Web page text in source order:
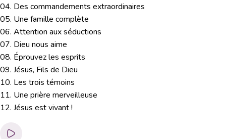
04. Des commandements extraordinaires
05. Une famille complète
06. Attention aux séductions
07. Dieu nous aime
08. Éprouvez les esprits
09. Jésus, Fils de Dieu
10. Les trois témoins
11. Une prière merveilleuse
12. Jésus est vivant !